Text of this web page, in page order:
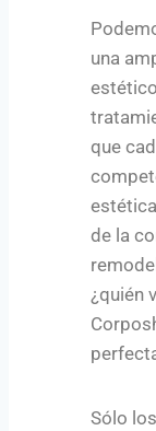
una
que
de la
¿quién
Sólo